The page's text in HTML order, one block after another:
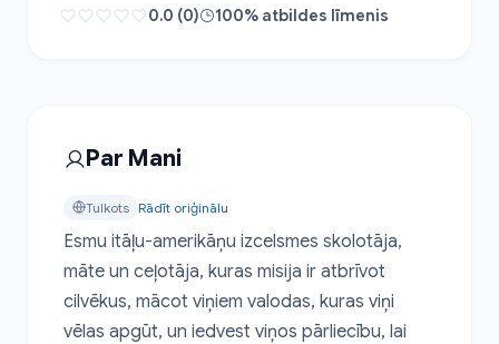
0.0 (0) 100% atbildes līmenis
Par Mani
Tulkots Rādīt oriģinālu
Esmu itāļu-amerikāņu izcelsmes skolotāja,
māte un ceļotāja, kuras misija ir atbrīvot
cilvēkus, mācot viņiem valodas, kuras viņi
vēlas apgūt, un iedvest viņos pārliecību, lai